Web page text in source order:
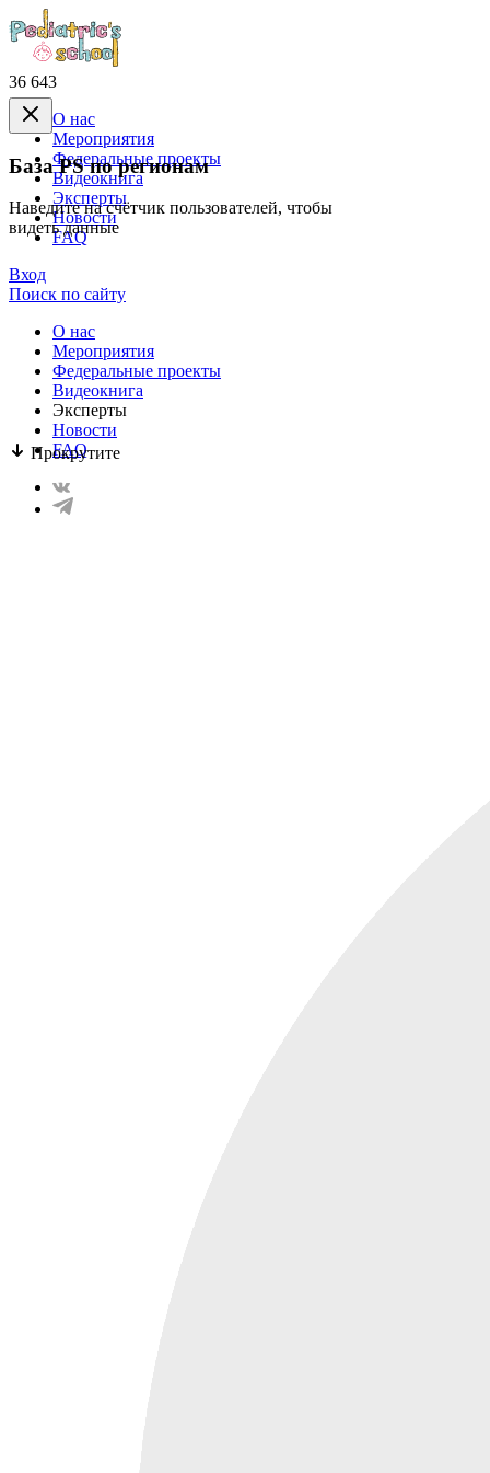
36 643
База PS по регионам
Наведите на счётчик пользователей, чтобы
видеть данные
Прокрутите
О нас
Mероприятия
Федеральные проекты
Видеокнига
Эксперты
Новости
FAQ
Вход
Поиск по сайту
О нас
Mероприятия
Федеральные проекты
Видеокнига
Эксперты
Новости
FAQ